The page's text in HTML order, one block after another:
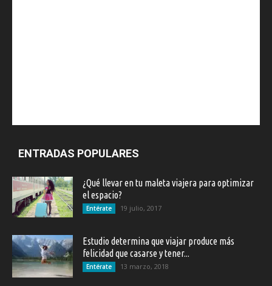
ENTRADAS POPULARES
¿Qué llevar en tu maleta viajera para optimizar
el espacio?
Entérate 19 julio, 2017
Estudio determina que viajar produce más
felicidad que casarse y tener...
Entérate 13 marzo, 2018